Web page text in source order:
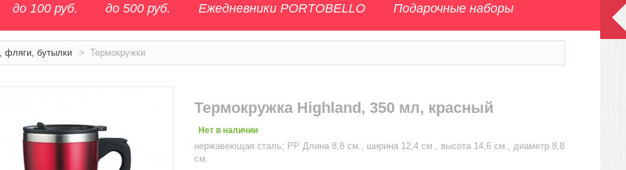
до 100 руб. до 500 руб. Ежедневники PORTOBELLO Подарочные наборы
фляги, бутылки > Термокружки
Термокружка Highland, 350 мл, красный
Нет в наличии
нержавеющая сталь; PP Длина 8,8 см., ширина 12,4 см., высота 14,6 см., диаметр 8,8
см.